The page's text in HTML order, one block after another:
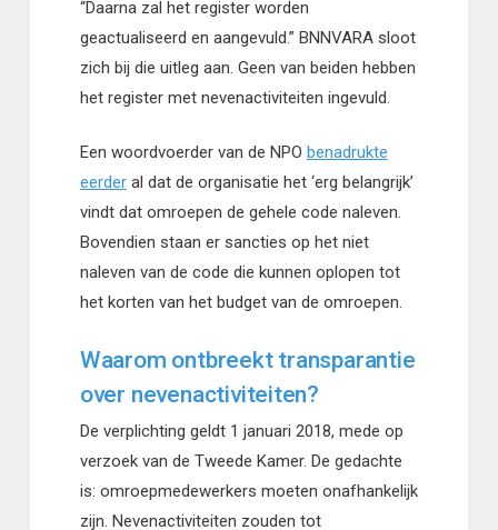
“Daarna zal het register worden
geactualiseerd en aangevuld.” BNNVARA sloot
zich bij die uitleg aan. Geen van beiden hebben
het register met nevenactiviteiten ingevuld.
Een woordvoerder van de NPO benadrukte
eerderal dat de organisatie het ‘erg belangrijk’
vindt dat omroepen de gehele code naleven.
Bovendien staan er sancties op het niet
naleven van de code die kunnen oplopen tot
het korten van het budget van de omroepen.
Waarom ontbreekt transparantie
over nevenactiviteiten?
De verplichting geldt 1 januari 2018, mede op
verzoek van de Tweede Kamer. De gedachte
is: omroepmedewerkers moeten onafhankelijk
zijn. Nevenactiviteiten zouden tot